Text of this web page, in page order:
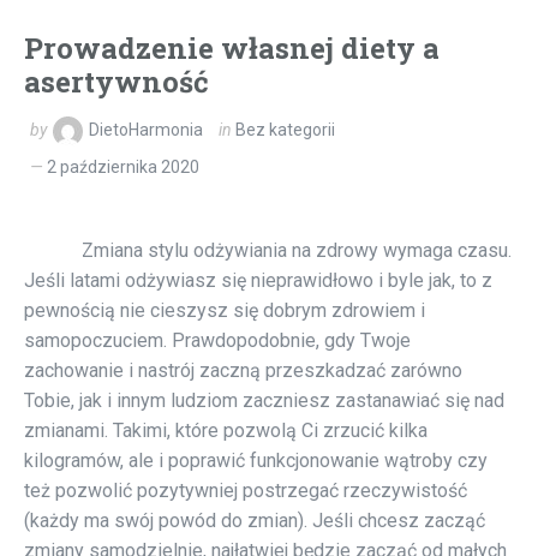
Prowadzenie własnej diety a
asertywność
by DietoHarmonia in Bez kategorii
2 października 2020
Zmiana stylu odżywiania na zdrowy wymaga czasu.
Jeśli latami odżywiasz się nieprawidłowo i byle jak, to z
pewnością nie cieszysz się dobrym zdrowiem i
samopoczuciem. Prawdopodobnie, gdy Twoje
zachowanie i nastrój zaczną przeszkadzać zarówno
Tobie, jak i innym ludziom zaczniesz zastanawiać się nad
zmianami. Takimi, które pozwolą Ci zrzucić kilka
kilogramów, ale i poprawić funkcjonowanie wątroby czy
też pozwolić pozytywniej postrzegać rzeczywistość
(każdy ma swój powód do zmian). Jeśli chcesz zacząć
zmiany samodzielnie, najłatwiej będzie zacząć od małych